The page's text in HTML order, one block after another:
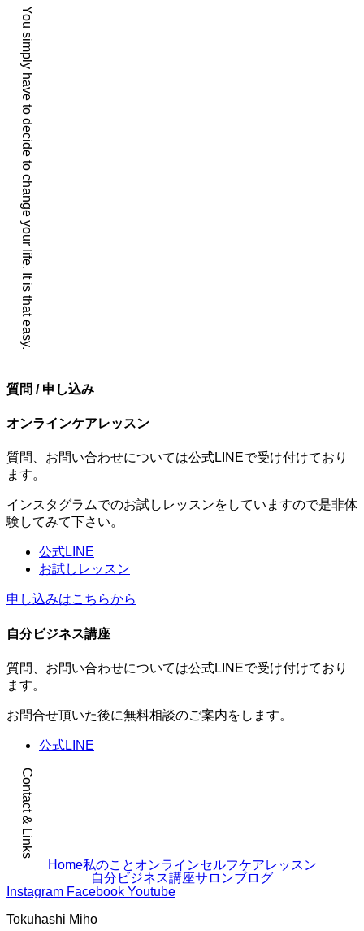
ー
シ
ョ
ンYou simply have to decide to change your life. It is that easy.
質問 / 申し込み
オンラインケアレッスン
質問、お問い合わせについては公式LINEで受け付けており
ます。
インスタグラムでのお試しレッスンをしていますので是非体
験してみて下さい。
公式LINE
お試しレッスン
申し込みはこちらから
自分ビジネス講座
質問、お問い合わせについては公式LINEで受け付けており
ます。
お問合せ頂いた後に無料相談のご案内をします。
公式LINE
Contact & Links
Home私のこと オンラインセルフケアレッスン
自分ビジネス講座サロンブログ
Instagram Facebook Youtube
Tokuhashi Miho